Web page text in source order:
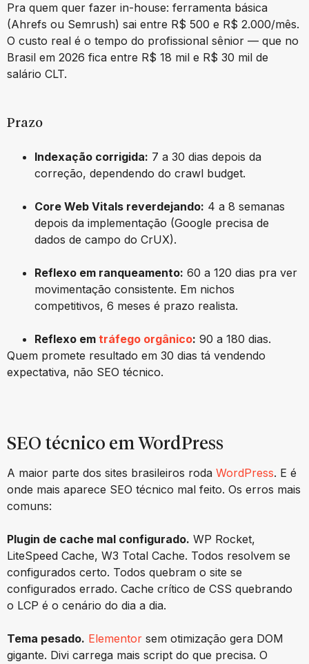
Pra quem quer fazer in-house: ferramenta básica
(Ahrefs ou Semrush) sai entre R$ 500 e R$ 2.000/mês.
O custo real é o tempo do profissional sênior — que no
Brasil em 2026 fica entre R$ 18 mil e R$ 30 mil de
salário CLT.
Prazo
Indexação corrigida: 7 a 30 dias depois da
correção, dependendo do crawl budget.
Core Web Vitals reverdejando: 4 a 8 semanas
depois da implementação (Google precisa de
dados de campo do CrUX).
Reflexo em ranqueamento: 60 a 120 dias pra ver
movimentação consistente. Em nichos
competitivos, 6 meses é prazo realista.
Reflexo em tráfego orgânico: 90 a 180 dias.
Quem promete resultado em 30 dias tá vendendo
expectativa, não SEO técnico.
SEO técnico em WordPress
A maior parte dos sites brasileiros roda WordPress. E é
onde mais aparece SEO técnico mal feito. Os erros mais
comuns:
Plugin de cache mal configurado. WP Rocket,
LiteSpeed Cache, W3 Total Cache. Todos resolvem se
configurados certo. Todos quebram o site se
configurados errado. Cache crítico de CSS quebrando
o LCP é o cenário do dia a dia.
Tema pesado. Elementor sem otimização gera DOM
gigante. Divi carrega mais script do que precisa. O